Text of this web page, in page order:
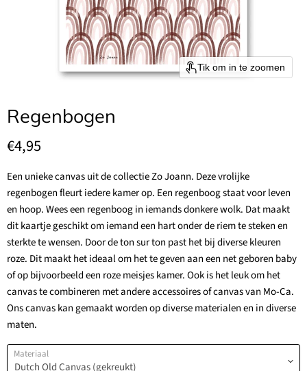
Tik om in te zoomen
Regenbogen
Huidige prijs
€4,95
Een unieke canvas uit de collectie Zo Joann. Deze vrolijke
regenbogen fleurt iedere kamer op. Een regenboog staat voor leven
en hoop. Wees een regenboog in iemands donkere wolk. Dat maakt
dit kaartje geschikt om iemand een hart onder de riem te steken en
sterkte te wensen. Door de ton sur ton past het bij diverse kleuren
roze. Dit maakt het ideaal om het te geven aan een net geboren baby
of op bijvoorbeeld een roze meisjes kamer. Ook is het leuk om het
canvas te combineren met andere accessoires of canvas van Mo-Ca.
Ons canvas kan gemaakt worden op diverse materialen en in diverse
maten.
Materiaal